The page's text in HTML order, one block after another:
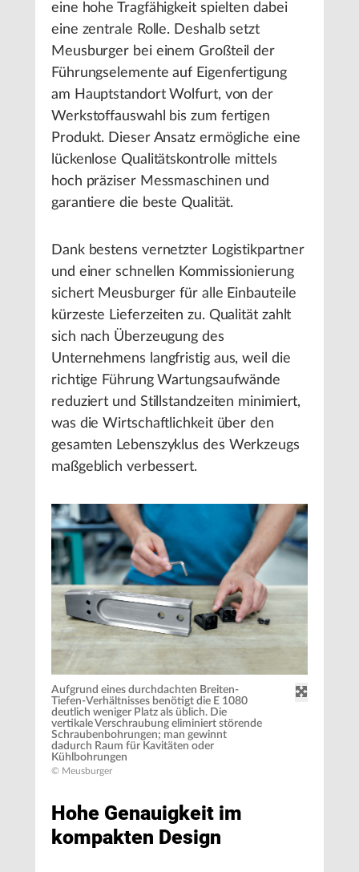
eine hohe Tragfähigkeit spielten dabei
eine zentrale Rolle. Deshalb setzt
Meusburger bei einem Großteil der
Führungselemente auf Eigenfertigung
am Hauptstandort Wolfurt, von der
Werkstoffauswahl bis zum fertigen
Produkt. Dieser Ansatz ermögliche eine
lückenlose Qualitätskontrolle mittels
hoch präziser Messmaschinen und
garantiere die beste Qualität.
Dank bestens vernetzter Logistikpartner
und einer schnellen Kommissionierung
sichert Meusburger für alle Einbauteile
kürzeste Lieferzeiten zu. Qualität zahlt
sich nach Überzeugung des
Unternehmens langfristig aus, weil die
richtige Führung Wartungsaufwände
reduziert und Stillstandzeiten minimiert,
was die Wirtschaftlichkeit über den
gesamten Lebenszyklus des Werkzeugs
maßgeblich verbessert.
Aufgrund eines durchdachten Breiten-
Tiefen-Verhältnisses benötigt die E 1080
deutlich weniger Platz als üblich. Die
vertikale Verschraubung eliminiert störende
Schraubenbohrungen; man gewinnt
dadurch Raum für Kavitäten oder
Kühlbohrungen
© Meusburger
Hohe Genauigkeit im
kompakten Design